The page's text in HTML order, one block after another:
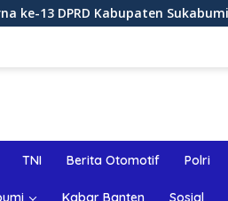
Sukabumi Tahun Sidang 2026
TNI Berita Otomotif Polri
Kabar Banten Sosial